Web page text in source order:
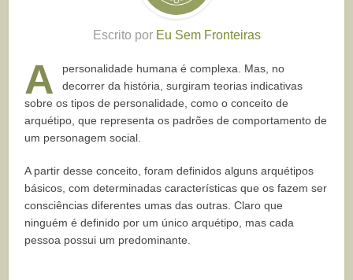
Escrito por Eu Sem Fronteiras
A
personalidade humana é complexa. Mas, no
decorrer da história, surgiram teorias indicativas
sobre os tipos de personalidade, como o conceito de
arquétipo, que representa os padrões de comportamento de
um personagem social.
A partir desse conceito, foram definidos alguns arquétipos
básicos, com determinadas características que os fazem ser
consciências diferentes umas das outras. Claro que
ninguém é definido por um único arquétipo, mas cada
pessoa possui um predominante.